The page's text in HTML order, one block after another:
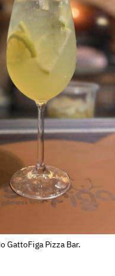
GattoFiga Pizza Bar.